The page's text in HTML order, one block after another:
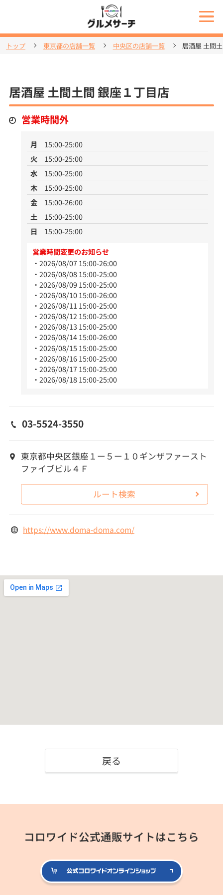
トップ 東京都の店舗一覧 中央区の店舗一覧 居酒屋 土間
居酒屋 土間土間 銀座１丁目店
営業時間外
月
15:00-25:00
火
15:00-25:00
水
15:00-25:00
木
15:00-25:00
金
15:00-26:00
土
15:00-25:00
日
15:00-25:00
営業時間変更のお知らせ
2026/08/07 15:00-26:00
2026/08/08 15:00-25:00
2026/08/09 15:00-25:00
2026/08/10 15:00-26:00
2026/08/11 15:00-25:00
2026/08/12 15:00-25:00
2026/08/13 15:00-25:00
2026/08/14 15:00-26:00
2026/08/15 15:00-25:00
2026/08/16 15:00-25:00
2026/08/17 15:00-25:00
2026/08/18 15:00-25:00
03-5524-3550
東京都中央区銀座１ー５ー１０ギンザファースト
ファイブビル４Ｆ
ルート検索
https://www.doma-doma.com/
戻る
コロワイド公式通販サイトはこちら
公式コロ